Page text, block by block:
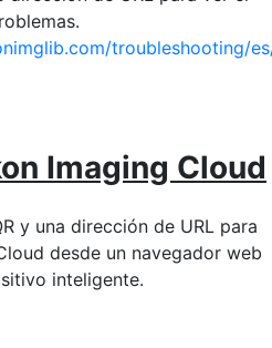
troubleshooting/
Imaging Cloud
y una dirección de URL para
desde un navegador web
inteligente.